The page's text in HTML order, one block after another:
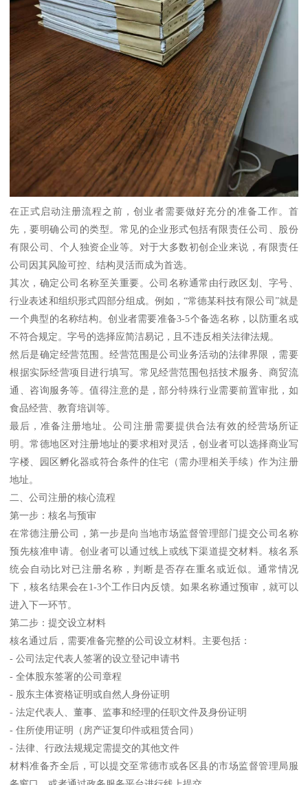
在正式启动注册流程之前，创业者需要做好充分的准备工作。首
先，要明确公司的类型。常见的企业形式包括有限责任公司、股份
有限公司、个人独资企业等。对于大多数初创企业来说，有限责任
公司因其风险可控、结构灵活而成为首选。
其次，确定公司名称至关重要。公司名称通常由行政区划、字号、
行业表述和组织形式四部分组成。例如，“常德某科技有限公司”就是
一个典型的名称结构。创业者需要准备3-5个备选名称，以防重名或
不符合规定。字号的选择应简洁易记，且不违反相关法律法规。
然后是确定经营范围。经营范围是公司业务活动的法律界限，需要
根据实际经营项目进行填写。常见经营范围包括技术服务、商贸流
通、咨询服务等。值得注意的是，部分特殊行业需要前置审批，如
食品经营、教育培训等。
最后，准备注册地址。公司注册需要提供合法有效的经营场所证
明。常德地区对注册地址的要求相对灵活，创业者可以选择商业写
字楼、园区孵化器或符合条件的住宅（需办理相关手续）作为注册
地址。
二、公司注册的核心流程
第一步：核名与预审
在常德注册公司，第一步是向当地市场监督管理部门提交公司名称
预先核准申请。创业者可以通过线上或线下渠道提交材料。核名系
统会自动比对已注册名称，判断是否存在重名或近似。通常情况
下，核名结果会在1-3个工作日内反馈。如果名称通过预审，就可以
进入下一环节。
第二步：提交设立材料
核名通过后，需要准备完整的公司设立材料。主要包括：
- 公司法定代表人签署的设立登记申请书
- 全体股东签署的公司章程
- 股东主体资格证明或自然人身份证明
- 法定代表人、董事、监事和经理的任职文件及身份证明
- 住所使用证明（房产证复印件或租赁合同）
- 法律、行政法规规定需提交的其他文件
材料准备齐全后，可以提交至常德市或各区县的市场监督管理局服